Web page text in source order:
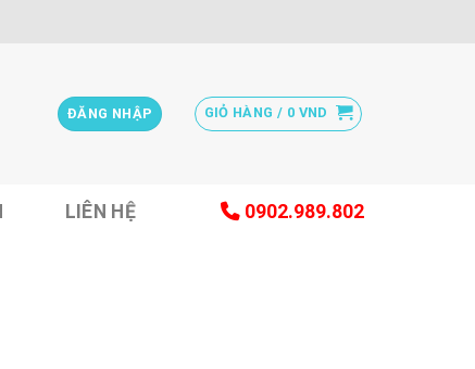
ĐĂNG NHẬP GIỎ HÀNG / 0 VND
LIÊN HỆ 0902.989.802